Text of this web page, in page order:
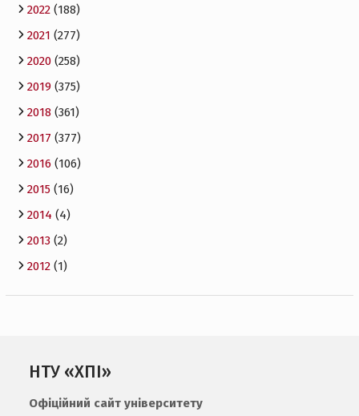
2022(188)
2021 (277)
2020(258)
2019(375)
2018(361)
2017 (377)
2016(106)
2015(16)
2014 (4)
2013(2)
2012(1)
НТУ «ХПІ»
Офіційний сайт університету